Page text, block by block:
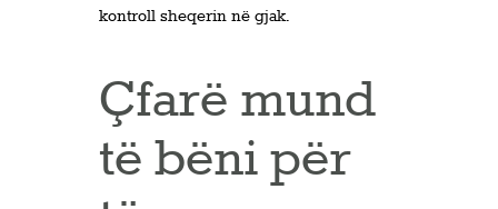
kontroll sheqerin në gjak.
Çfarë mund
të bëni për